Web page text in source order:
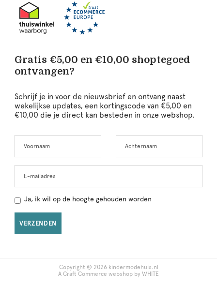
Gratis €5,00 en €10,00 shoptegoed
ontvangen?
Schrijf je in voor de nieuwsbrief en ontvang naast
wekelijkse updates, een kortingscode van €5,00 en
€10,00 die je direct kan besteden in onze webshop.
this
Ja, ik wil op de hoogte gehouden worden
VERZENDEN
Copyright © 2026 kindermodehuis.nl
A Craft Commerce webshop by WHITE